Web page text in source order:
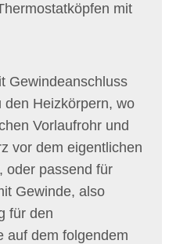
mit
Gewindeanschluss
den Heizkörpern, wo
Vorlaufrohr und
vor dem eigentlichen
oder passend für
Gewinde, also
für den
auf dem folgendem